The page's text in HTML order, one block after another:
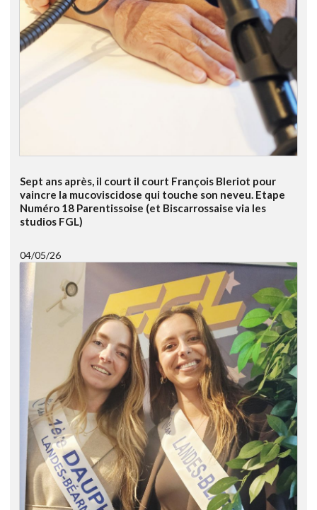
Sept ans après, il court il court François Bleriot pour
vaincre la mucoviscidose qui touche son neveu. Etape
Numéro 18 Parentissoise (et Biscarrossaise via les
studios FGL)
04/05/26